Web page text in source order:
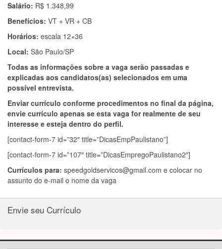
Salário: R$ 1.348,99
Benefícios: VT + VR + CB
Horários: escala 12×36
Local: São Paulo/SP
Todas as informações sobre a vaga serão passadas e
explicadas aos candidatos(as) selecionados em uma
possível entrevista.
Enviar currículo conforme procedimentos no final da página,
envie currículo apenas se esta vaga for realmente de seu
interesse e esteja dentro do perfil.
[contact-form-7 id=”32″ title=”DicasEmpPaulistano”]
[contact-form-7 id=”107″ title=”DicasEmpregoPaulistano2″]
Currículos para: speedgoldservicos@gmail.com e colocar no
assunto do e-mail o nome da vaga
Envie seu Currículo